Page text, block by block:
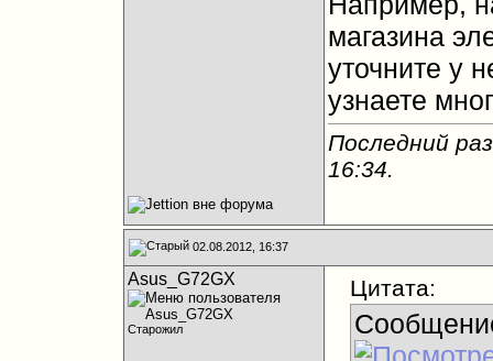
магазина
уточните у
узнаете
Последний
16:34.
02.08.2012, 16:37
Asus_G72GX
Старожил
Цитата: